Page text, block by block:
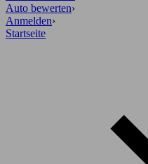
Auto bewerten›
Anmelden›
Startseite